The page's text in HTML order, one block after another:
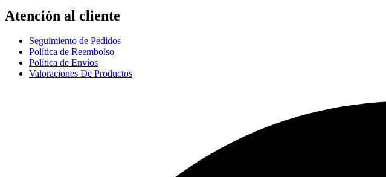
Atención al cliente
Seguimiento de Pedidos
Política de Reembolso
Política de Envíos
Valoraciones De Productos